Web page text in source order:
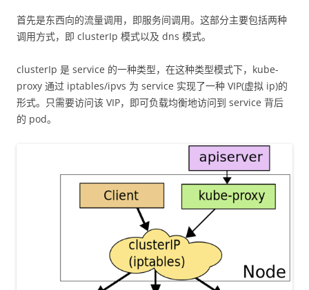
首先是东西向的流量调用，即服务间调用。这部分主要包括两种
调用方式，即 clusterIp 模式以及 dns 模式。
clusterIp 是 service 的一种类型，在这种类型模式下，kube-
proxy 通过 iptables/ipvs 为 service 实现了一种 VIP(虚拟 ip)的
形式。只需要访问该 VIP，即可负载均衡地访问到 service 背后
的 pod。